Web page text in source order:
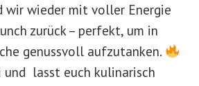
wir wieder mit voller Energie
zurück – perfekt, um in
genussvoll aufzutanken.
und lasst euch kulinarisch